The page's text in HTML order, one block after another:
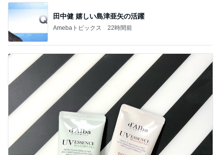
田中健 嬉しい島津亜矢の活躍
Amebaトピックス 22時間前